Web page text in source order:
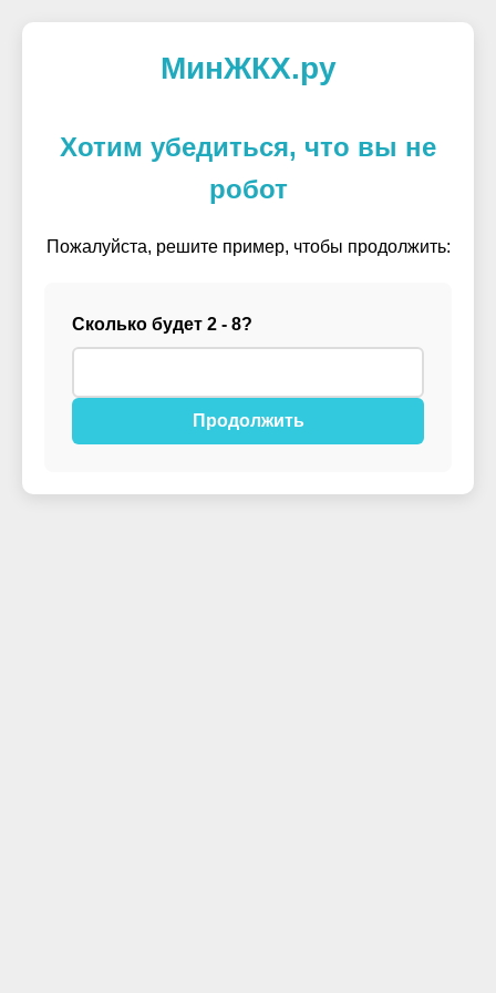
МинЖКХ.ру
Хотим убедиться, что вы не
робот
Пожалуйста, решите пример, чтобы продолжить:
Сколько будет 2 - 8?
Продолжить